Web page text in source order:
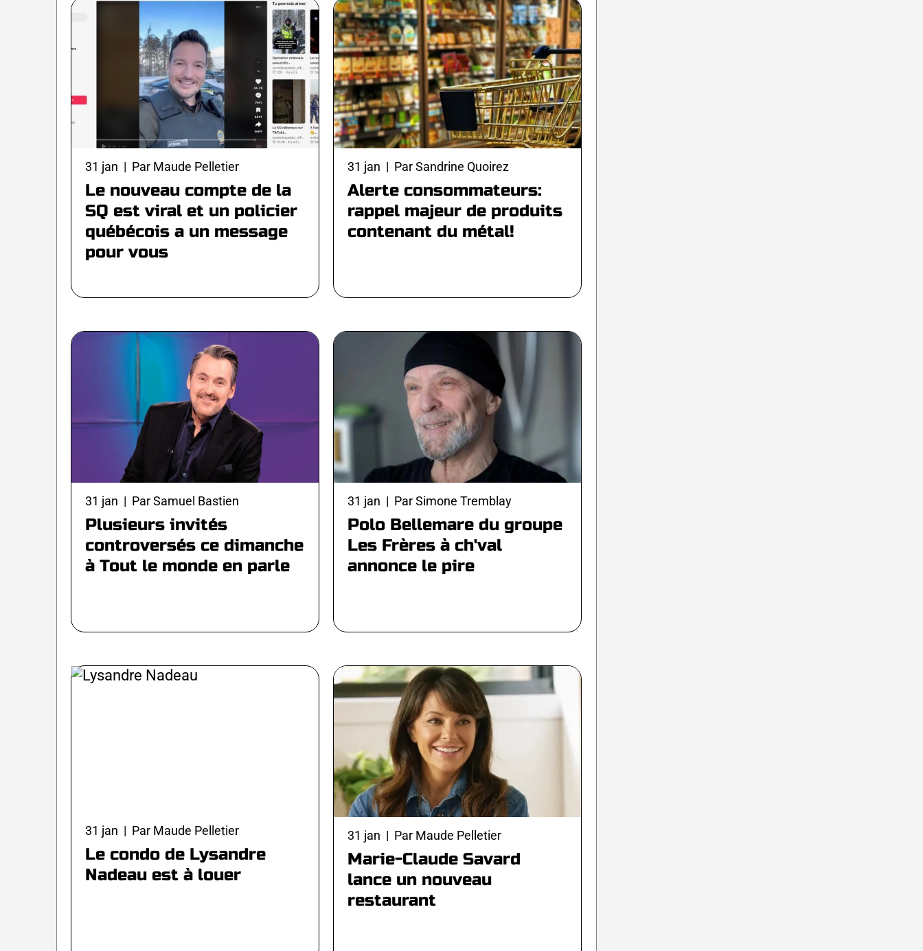
31 jan | Par Maude Pelletier
Le nouveau compte de la
SQ est viral et un policier
québécois a un message
pour vous
31 jan | Par Sandrine Quoirez
Alerte consommateurs:
rappel majeur de produits
contenant du métal!
31 jan | Par Samuel Bastien
Plusieurs invités
controversés ce dimanche
à Tout le monde en parle
31 jan | Par Simone Tremblay
Polo Bellemare du groupe
Les Frères à ch'val
annonce le pire
31 jan | Par Maude Pelletier
Le condo de Lysandre
Nadeau est à louer
31 jan | Par Maude Pelletier
Marie-Claude Savard
lance un nouveau
restaurant